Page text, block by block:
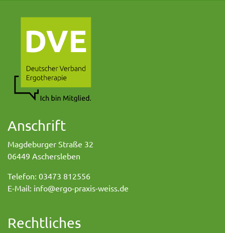
Anschrift
Magdeburger Straße 32
06449 Aschersleben
Telefon: 03473 812556
E-Mail: info@ergo-praxis-weiss.de
Rechtliches